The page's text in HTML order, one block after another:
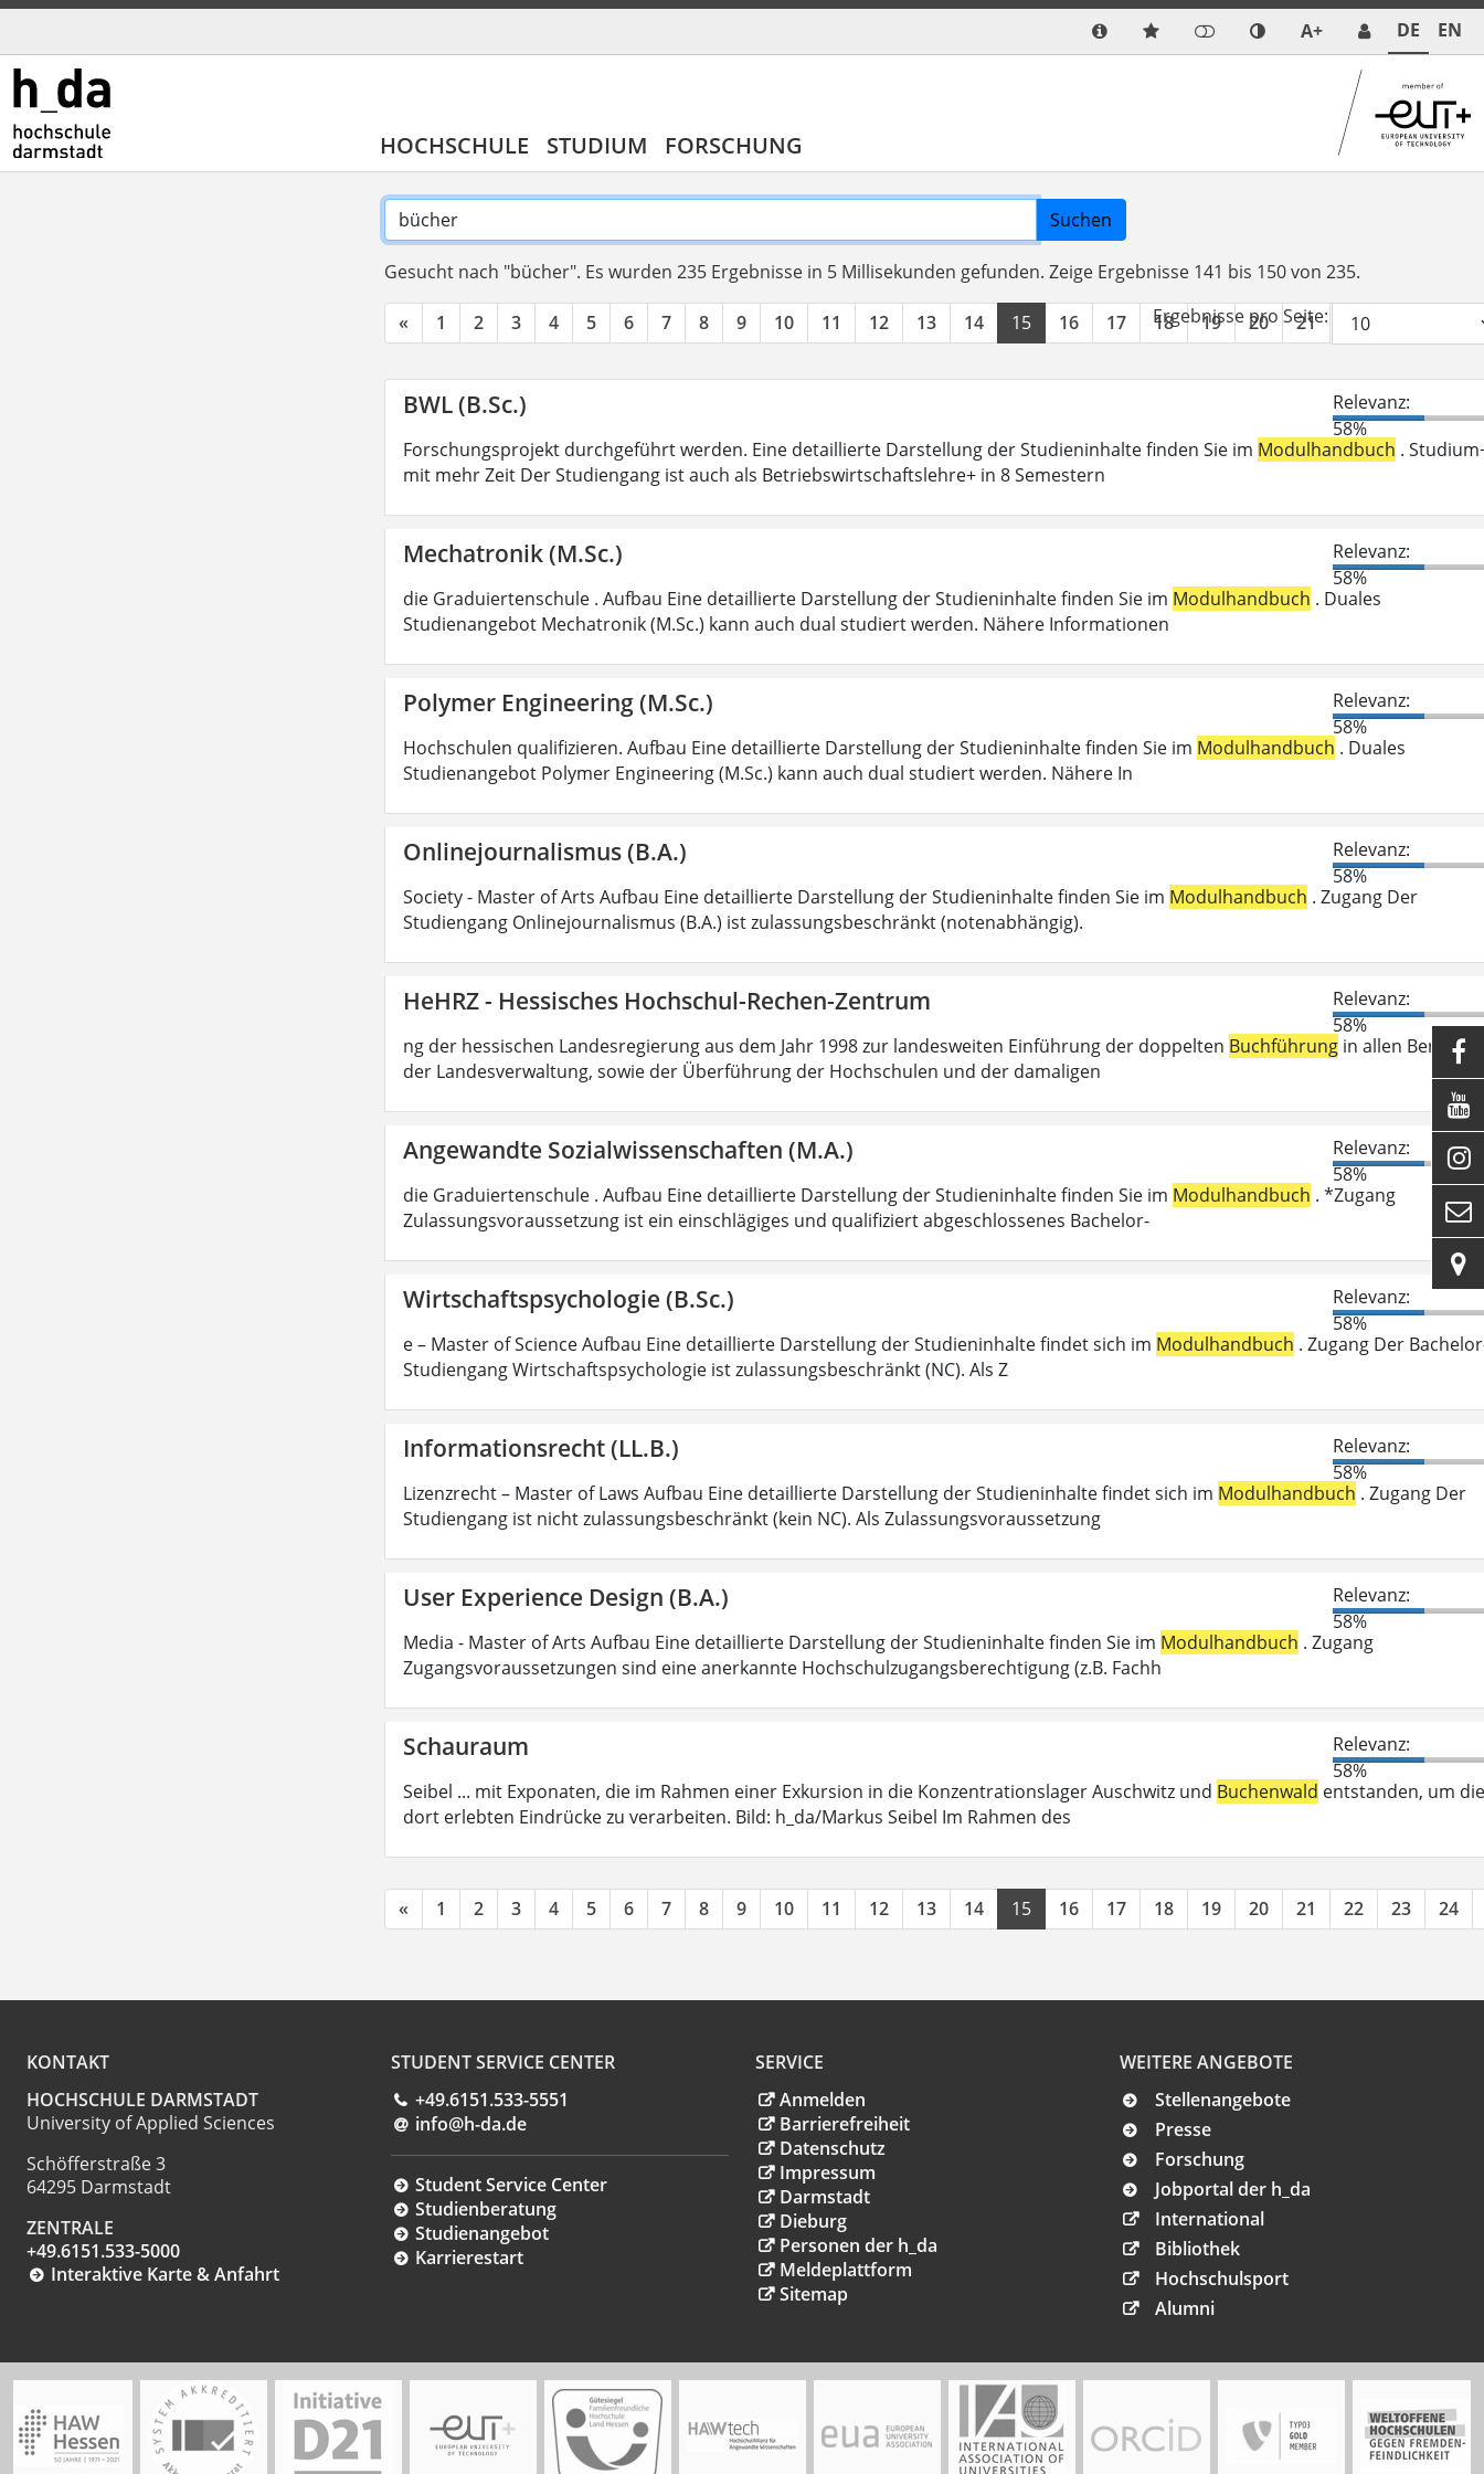
A+ DE EN
HOCHSCHULE STUDIUM FORSCHUNG
Suchen
Gesucht nach "bücher". Es wurden 235 Ergebnisse in 5 Millisekunden gefunden. Zeige Ergebnisse 141 bis 150 von 235.
« 1 2 3 4 5 6 7 8 9 10 11 12 13 14 15 16 17 18 19 20 21 22
Ergebnisse pro Seite:
BWL (B.Sc.)
Relevanz:
58%
Forschungsprojekt durchgeführt werden. Eine detaillierte Darstellung der Studieninhalte finden Sie im Modulhandbuch .
mit mehr Zeit Der Studiengang ist auch als Betriebswirtschaftslehre+ in 8 Semestern
Mechatronik (M.Sc.)
Relevanz:
58%
die Graduiertenschule . Aufbau Eine detaillierte Darstellung der Studieninhalte finden Sie im Modulhandbuch . Duales
Studienangebot Mechatronik (M.Sc.) kann auch dual studiert werden. Nähere Informationen
Polymer Engineering (M.Sc.)
Relevanz:
58%
Hochschulen qualifizieren. Aufbau Eine detaillierte Darstellung der Studieninhalte finden Sie im Modulhandbuch . Duales
Studienangebot Polymer Engineering (M.Sc.) kann auch dual studiert werden. Nähere In
Onlinejournalismus (B.A.)
Relevanz:
58%
Society - Master of Arts Aufbau Eine detaillierte Darstellung der Studieninhalte finden Sie im Modulhandbuch . Zugang Der
Studiengang Onlinejournalismus (B.A.) ist zulassungsbeschränkt (notenabhängig).
HeHRZ - Hessisches Hochschul-Rechen-Zentrum
Relevanz:
58%
ng der hessischen Landesregierung aus dem Jahr 1998 zur landesweiten Einführung der doppelten Buchführung in allen
der Landesverwaltung, sowie der Überführung der Hochschulen und der damaligen
Angewandte Sozialwissenschaften (M.A.)
Relevanz:
58%
die Graduiertenschule . Aufbau Eine detaillierte Darstellung der Studieninhalte finden Sie im Modulhandbuch . *Zugang
Zulassungsvoraussetzung ist ein einschlägiges und qualifiziert abgeschlossenes Bachelor-
Wirtschaftspsychologie (B.Sc.)
Relevanz:
58%
e – Master of Science Aufbau Eine detaillierte Darstellung der Studieninhalte findet sich im Modulhandbuch . Zugang Der
Studiengang Wirtschaftspsychologie ist zulassungsbeschränkt (NC). Als Z
Informationsrecht (LL.B.)
Relevanz:
58%
Lizenzrecht – Master of Laws Aufbau Eine detaillierte Darstellung der Studieninhalte findet sich im Modulhandbuch . Zugang Der
Studiengang ist nicht zulassungsbeschränkt (kein NC). Als Zulassungsvoraussetzung
User Experience Design (B.A.)
Relevanz:
58%
Media - Master of Arts Aufbau Eine detaillierte Darstellung der Studieninhalte finden Sie im Modulhandbuch . Zugang
Zugangsvoraussetzungen sind eine anerkannte Hochschulzugangsberechtigung (z.B. Fachh
Schauraum
Relevanz:
58%
Seibel ... mit Exponaten, die im Rahmen einer Exkursion in die Konzentrationslager Auschwitz und Buchenwald entstanden, um die
dort erlebten Eindrücke zu verarbeiten. Bild: h_da/Markus Seibel Im Rahmen des
« 1 2 3 4 5 6 7 8 9 10 11 12 13 14 15 16 17 18 19 20 21 22 23 24
KONTAKT
HOCHSCHULE DARMSTADT
University of Applied Sciences
Schöfferstraße 3
64295 Darmstadt
ZENTRALE
+49.6151.533-5000
Interaktive Karte & Anfahrt
STUDENT SERVICE CENTER
+49.6151.533-5551
info@h-da.de
Student Service Center
Studienberatung
Studienangebot
Karrierestart
SERVICE
Anmelden
Barrierefreiheit
Datenschutz
Impressum
Darmstadt
Dieburg
Personen der h_da
Meldeplattform
Sitemap
WEITERE ANGEBOTE
Stellenangebote
Presse
Forschung
Jobportal der h_da
International
Bibliothek
Hochschulsport
Alumni




